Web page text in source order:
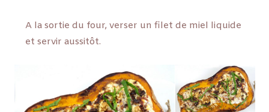
A la sortie du four, verser un filet de miel liquide
et servir aussitôt.